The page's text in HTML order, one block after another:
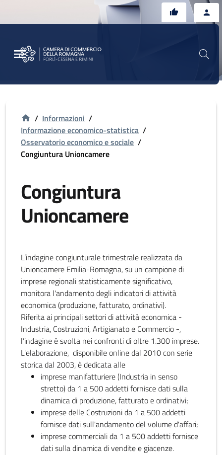
/ Informazioni /
Informazione economico-statistica /
Osservatorio economico e sociale /
Congiuntura Unioncamere
Congiuntura
Unioncamere
L’indagine congiunturale trimestrale realizzata da
Unioncamere Emilia-Romagna, su un campione di
imprese regionali statisticamente significativo,
monitora l'andamento degli indicatori di attività
economica (produzione, fatturato, ordinativi).
Riferita ai principali settori di attività economica -
Industria, Costruzioni, Artigianato e Commercio -,
l’indagine è svolta nei confronti di oltre 1.300 imprese.
L'elaborazione, disponibile online dal 2010 con serie
storica dal 2003, è dedicata alle
imprese manifatturiere (Industria in senso
stretto) da 1 a 500 addetti fornisce dati sulla
dinamica di produzione, fatturato e ordinativi;
imprese delle Costruzioni da 1 a 500 addetti
fornisce dati sull'andamento del volume d'affari;
imprese commerciali da 1 a 500 addetti fornisce
dati sulla dinamica di vendite e giacenze.